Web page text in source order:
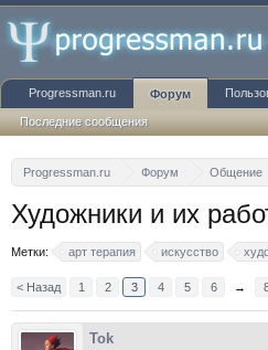
Progressman.ru Форум Общение
Художники и их
Метки: арт терапия искусство
< Назад 1 2 3 4 5 6 →
Tok
Progressman.ru Форум
Последние сообщения